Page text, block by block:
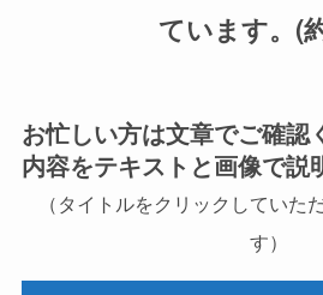
ています。(
お忙しい方は文章でご確認
内容をテキストと画像で説
（タイトルをクリックしていた
す）